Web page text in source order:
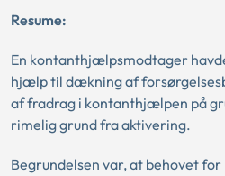
Resume:
En kontanthjælpsmodtager
hjælp til dækning af
af fradrag i kontanthjælpen på
rimelig grund fra aktivering.
Begrundelsen var, at behovet